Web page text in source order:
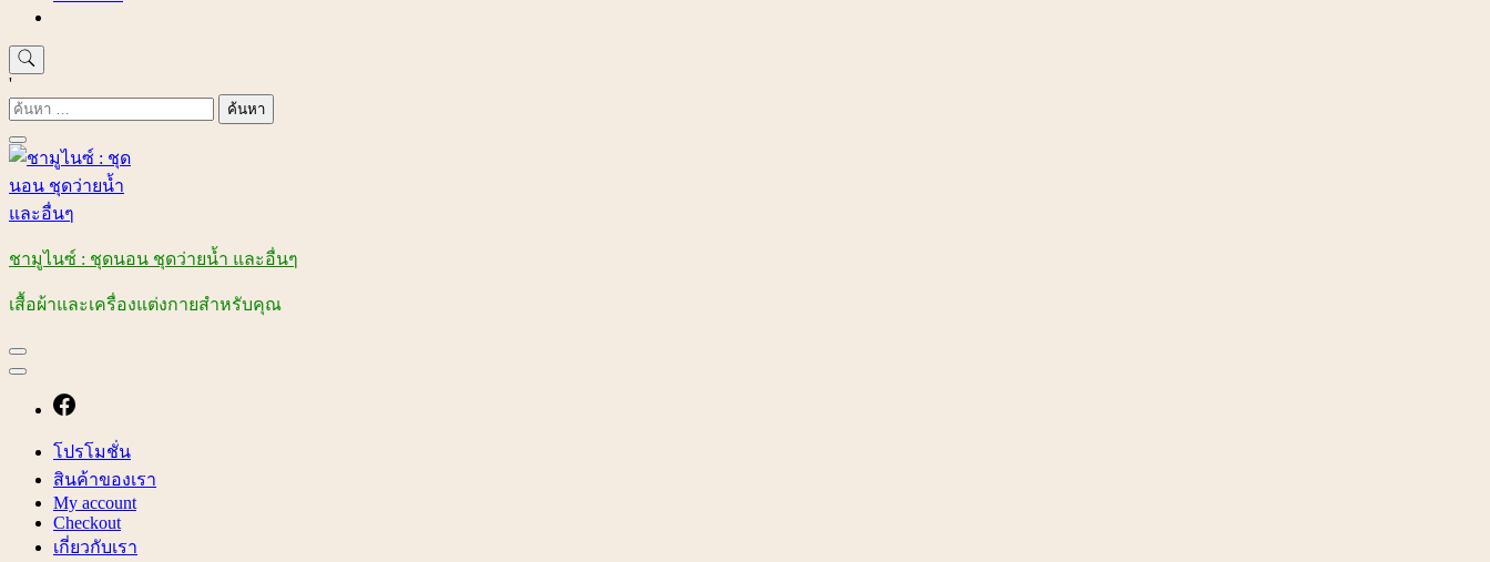
'
ค้นหา
สำหรับ:
ชามูไนซ์ : ชุดนอน ชุดว่ายน้ำ และอื่นๆ
เสื้อผ้าและเครื่องแต่งกายสำหรับคุณ
โปรโมชั่น
สินค้าของเรา
My account
Checkout
เกี่ยวกับเรา